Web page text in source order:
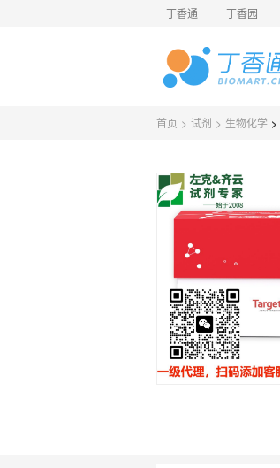
丁香通 丁香园
首页 > 试剂 > 生物化学 >